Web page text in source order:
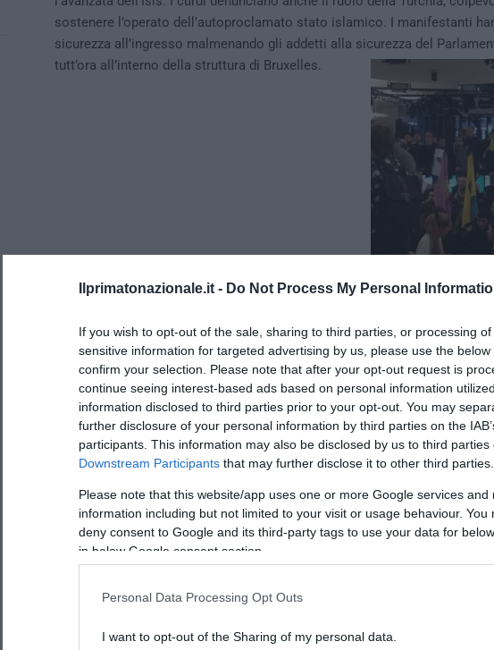
Ilprimatonazionale.it - Do Not Process My Personal
If you wish to opt-out of the sale, sharing to third parties, or processing
sensitive information for targeted advertising by us, please use the
confirm your selection. Please note that after your opt-out request is
continue seeing interest-based ads based on personal information
information disclosed to third parties prior to your opt-out. You may
further disclosure of your personal information by third parties on the
participants. This information may also be disclosed by us to third parties
Downstream Participants that may further disclose it to other third parties.
Please note that this website/app uses one or more Google services
information including but not limited to your visit or usage behaviour. You
deny consent to Google and its third-party tags to use your data for
in below Google consent section.
Personal Data Processing Opt Outs
I want to opt-out of the Sharing of my personal data.
sostenere l’operato dell’autoproclamato stato islamico. I manifestanti
sicurezza all’ingresso malmenando gli addetti alla sicurezza del
tutt’ora all’interno della struttura di Bruxelles.